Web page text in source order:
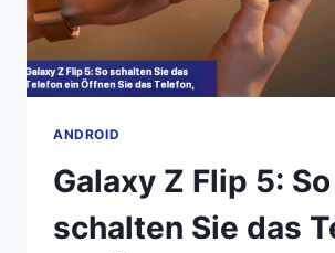
ANDROID
Galaxy Z Flip 5: So
schalten Sie das